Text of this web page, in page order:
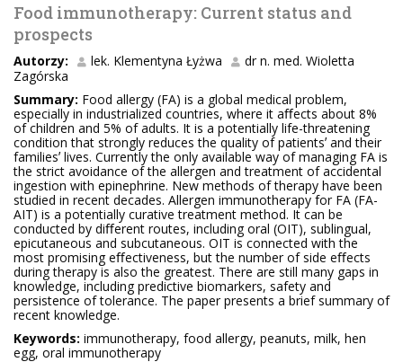
Food immunotherapy: Current status and
prospects
Autorzy: lek. Klementyna Łyżwa
dr n. med. Wioletta
Zagórska
Summary: Food allergy (FA) is a global medical problem,
especially in industrialized countries, where it aﬀects about 8%
of children and 5% of adults. It is a potentially life-threatening
condition that strongly reduces the quality of patientsʼ and their
familiesʼ lives. Currently the only available way of managing FA is
the strict avoidance of the allergen and treatment of accidental
ingestion with epinephrine. New methods of therapy have been
studied in recent decades. Allergen immunotherapy for FA (FA-
AIT) is a potentially curative treatment method. It can be
conducted by diﬀerent routes, including oral (OIT), sublingual,
epicutaneous and subcutaneous. OIT is connected with the
most promising eﬀectiveness, but the number of side eﬀects
during therapy is also the greatest. There are still many gaps in
knowledge, including predictive biomarkers, safety and
persistence of tolerance. The paper presents a brief summary of
recent knowledge.
Keywords: immunotherapy, food allergy, peanuts, milk, hen
egg, oral immunotherapy